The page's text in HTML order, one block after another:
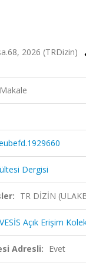
2026 (TRDizin)
Dergisi
TR DİZİN
Açık Erişim
Adresli: Evet